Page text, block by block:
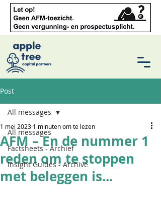
Post
All messages
Factsheets - Archief
Insight Guides - Archive
All messages
AFM – En de nummer 1
reden om te stoppen
met beleggen is...
1 mei 2023 1 minuten om te lezen